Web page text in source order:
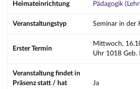
Heimateinrichtung Pädagogik
Veranstaltungstyp Seminar in der
Erster Termin
Mittwoch,
Uhr 1018 Geb.
Veranstaltung findet in
Präsenz statt / hat
Ja